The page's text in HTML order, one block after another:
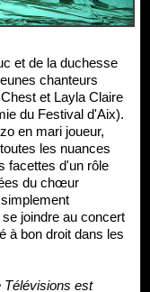
chanteurs
et Layla Claire
du Festival d'Aix).
en mari joueur,
les nuances
facettes d'un rôle
du chœur
joindre au concert
à bon droit dans les
Télévisions est